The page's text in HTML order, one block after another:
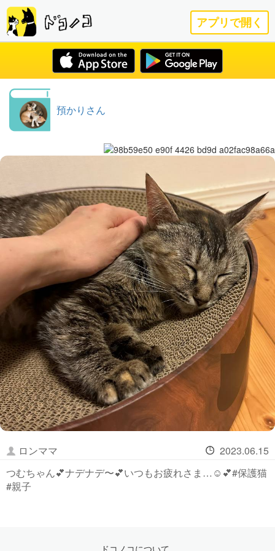
アプリで開く
預かりさん
ロンママ
2023.06.15
つむちゃん💕ナデナデ〜💕いつもお疲れさま…☺️💕#保護猫
#親子